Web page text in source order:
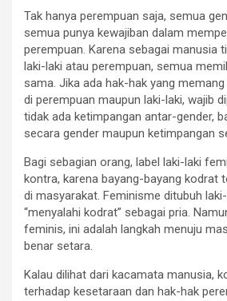
Tak hanya perempuan saja, semua
semua punya kewajiban dalam
perempuan. Karena sebagai manusia
laki-laki atau perempuan, semua
sama. Jika ada hak-hak yang
di perempuan maupun laki-laki, wajib
tidak ada ketimpangan antar-gender,
secara gender maupun ketimpangan
Bagi sebagian orang, label laki-laki
kontra, karena bayang-bayang kodrat
di masyarakat. Feminisme ditubuh
“menyalahi kodrat” sebagai pria.
feminis, ini adalah langkah menuju
benar setara.
Kalau dilihat dari kacamata manusia,
terhadap kesetaraan dan hak-hak